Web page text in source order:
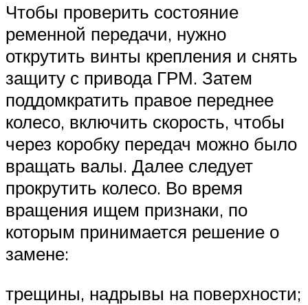
Чтобы проверить состояние
ременной передачи, нужно
открутить винты крепления и снять
защиту с привода ГРМ. Затем
поддомкратить правое переднее
колесо, включить скорость, чтобы
через коробку передач можно было
вращать валы. Далее следует
прокрутить колесо. Во время
вращения ищем признаки, по
которым принимается решение о
замене:
трещины, надрывы на поверхности;